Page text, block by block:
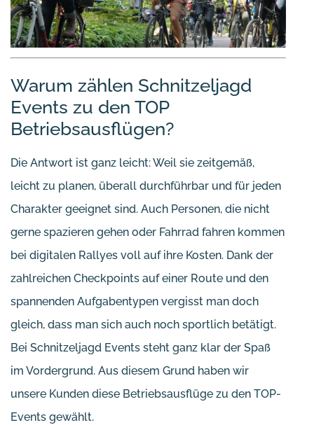
Warum zählen Schnitzeljagd
Events zu den TOP
Betriebsausflügen?
Die Antwort ist ganz leicht: Weil sie zeitgemäß,
leicht zu planen, überall durchführbar und für jeden
Charakter geeignet sind. Auch Personen, die nicht
gerne spazieren gehen oder Fahrrad fahren kommen
bei digitalen Rallyes voll auf ihre Kosten. Dank der
zahlreichen Checkpoints auf einer Route und den
spannenden Aufgabentypen vergisst man doch
gleich, dass man sich auch noch sportlich betätigt.
Bei Schnitzeljagd Events steht ganz klar der Spaß
im Vordergrund. Aus diesem Grund haben wir
unsere Kunden diese Betriebsausflüge zu den TOP-
Events gewählt.